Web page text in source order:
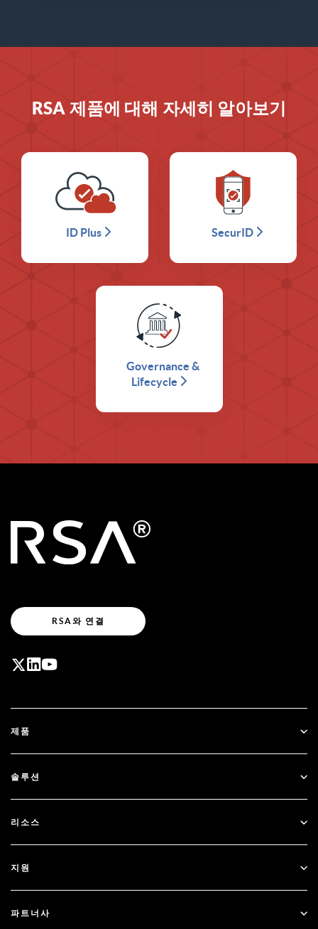
RSA 제품에 대해 자세히 알아보기
ID Plus SecurID
Governance &
Lifecycle
RSA와 연결
제품
SecurID
솔루션
다단계 인증
금융 서비스
리소스
블로그
지원
파트너사